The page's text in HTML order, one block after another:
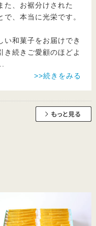
た、お裾分けされた
、本当に光栄です。
い和菓子をお届けでき
き続きご愛顧のほどよ
>>続きをみる